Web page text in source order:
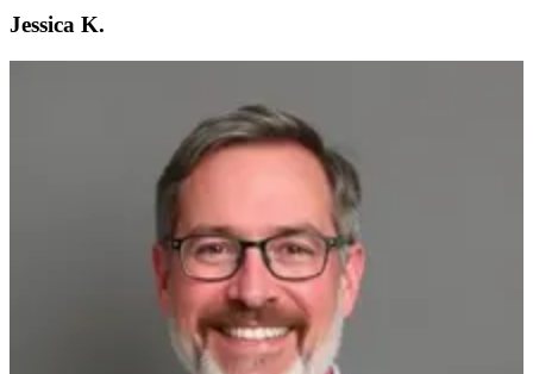
Jessica K.